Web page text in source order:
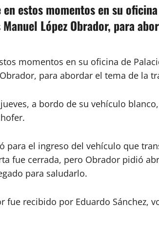
estos momentos en su
López Obrador, para
momentos en su oficina de
para abordar el tema de la
a bordo de su vehículo blanco,
para el ingreso del vehículo que
fue cerrada, pero Obrador pidió
para saludarlo.
fue recibido por Eduardo Sánchez,